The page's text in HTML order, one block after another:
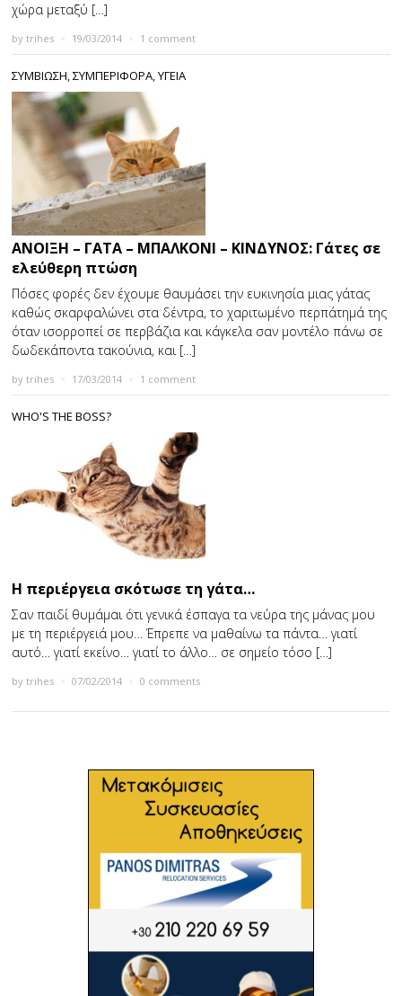
χώρα μεταξύ […]
bytrihes 19/03/2014 1 comment
ΣΥΜΒΙΩΣΗ,ΣΥΜΠΕΡΙΦΟΡΑ,ΥΓΕΙΑ
ΑΝΟΙΞΗ – ΓΑΤΑ – ΜΠΑΛΚΟΝΙ – ΚΙΝΔΥΝΟΣ: Γάτες σε
ελεύθερη πτώση
Πόσες φορές δεν έχουμε θαυμάσει την ευκινησία μιας γάτας
καθώς σκαρφαλώνει στα δέντρα, το χαριτωμένο περπάτημά της
όταν ισορροπεί σε περβάζια και κάγκελα σαν μοντέλο πάνω σε
δωδεκάποντα τακούνια, και […]
bytrihes 17/03/2014 1 comment
WHO'S THE BOSS?
Η περιέργεια σκότωσε τη γάτα…
Σαν παιδί θυμάμαι ότι γενικά έσπαγα τα νεύρα της μάνας μου
με τη περιέργειά μου… Έπρεπε να μαθαίνω τα πάντα… γιατί
αυτό… γιατί εκείνο… γιατί το άλλο… σε σημείο τόσο […]
bytrihes 07/02/2014 0 comments